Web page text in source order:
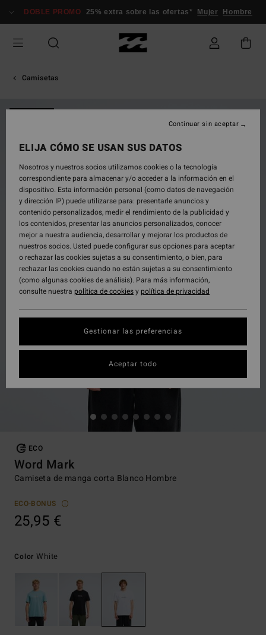
información
DOBLE PROMO 25% extra sobre las ofertas* Mujer Hombre
Camisetas
ECO
Word Mark
Camiseta de manga corta Blanco Hombre
ECO-BONUS
25,95 €
ColorWhite
ELIJA CÓMO SE USAN SUS DATOS
Nosotros y nuestros socios utilizamos cookies o la tecnología
correspondiente para almacenar y/o acceder a la información en el
dispositivo. Esta información personal (como datos de navegación
y dirección IP) puede utilizarse para: presentarle anuncios y
contenido personalizados, medir el rendimiento de la publicidad y
los contenidos, presentar las anuncios personalizados, conocer
mejor a nuestra audiencia, desarrollar y mejorar los productos de
nuestros socios. Usted puede configurar sus opciones para aceptar
o rechazar las cookies sujetas a su consentimiento, o bien, para
rechazar las cookies cuando no están sujetas a su consentimiento
(como algunas cookies de análisis). Para más información,
consulte nuestra política de cookiesypolítica de privacidad
Gestionar las preferencias
Continuar sin aceptar
Aceptar todo